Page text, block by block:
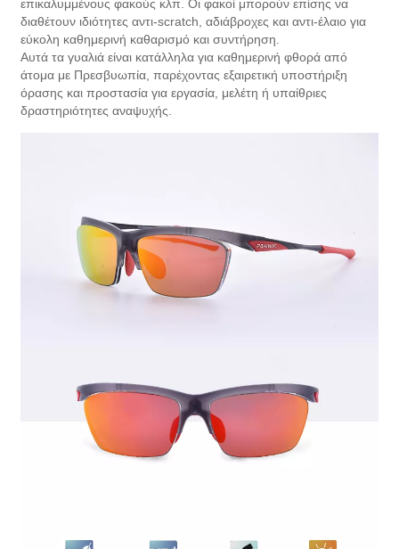
επικαλυμμένους φακούς κλπ. Οι φακοί μπορούν επίσης να
διαθέτουν ιδιότητες αντι-scratch, αδιάβροχες και αντι-έλαιο για
εύκολη καθημερινή καθαρισμό και συντήρηση.
Αυτά τα γυαλιά είναι κατάλληλα για καθημερινή φθορά από
άτομα με Πρεσβυωπία, παρέχοντας εξαιρετική υποστήριξη
όρασης και προστασία για εργασία, μελέτη ή υπαίθριες
δραστηριότητες αναψυχής.